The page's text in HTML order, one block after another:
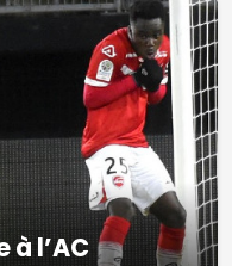
l’AC